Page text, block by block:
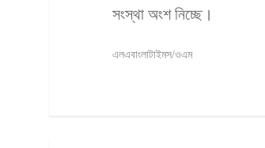
সংস্থা অংশ নিচ্ছে।
এলএবাংলাটাইমস/ওএম